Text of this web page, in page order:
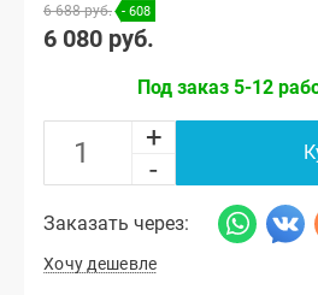
6 688 руб. - 608
6 080 руб.
Под заказ 5-12
+
-
Заказать через:
Хочу дешевле